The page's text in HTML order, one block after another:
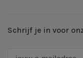
Schrijf je in voor